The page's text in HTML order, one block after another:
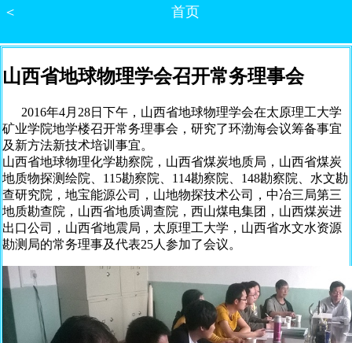
＜ 首页
山西省地球物理学会召开常务理事会
2016年4月28日下午，山西省地球物理学会在太原理工大学
矿业学院地学楼召开常务理事会，研究了环渤海会议筹备事宜
及新方法新技术培训事宜。
山西省地球物理化学勘察院，山西省煤炭地质局，山西省煤炭
地质物探测绘院、115勘察院、114勘察院、148勘察院、水文勘
查研究院，地宝能源公司，山地物探技术公司，中冶三局第三
地质勘查院，山西省地质调查院，西山煤电集团，山西煤炭进
出口公司，山西省地震局，太原理工大学，山西省水文水资源
勘测局的常务理事及代表25人参加了会议。